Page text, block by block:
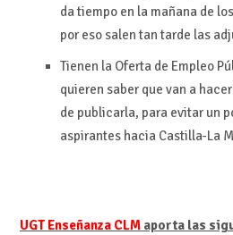
da tiempo en la mañana de
por eso salen tan tarde las
Tienen la Oferta de Empleo
quieren saber que van a
de publicarla, para evitar un
aspirantes hacia Castilla-La
UGT Enseñanza CLMaporta las